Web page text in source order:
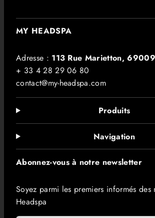
MY HEADSPA
Adresse : 113 Rue Marietton,
+ 33 4 28 29 06 80
contact@my-headspa.com
Produits
Navigation
Abonnez-vous à notre newsletter
Soyez parmi les premiers informés des
Headspa